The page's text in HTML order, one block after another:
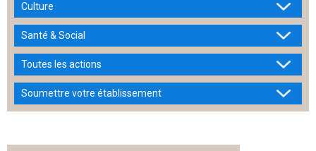
Culture
Santé & Social
Toutes les actions
Soumettre votre établissement